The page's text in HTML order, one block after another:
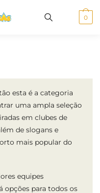
0
esta é a categoria
uma ampla seleção
em clubes de
de slogans e
mais popular do
equipes
opções para todos os